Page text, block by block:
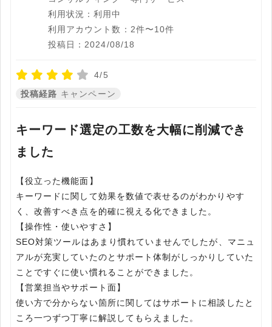
利用状況：利用中
利用アカウント数：2件〜10件
投稿日：2024/08/18
4/5
投稿経路 キャンペーン
キーワード選定の工数を大幅に削減でき
ました
【役立った機能面】
キーワードに関して効果を数値で表せるのがわかりやす
く、改善すべき点を的確に視える化できました。
【操作性・使いやすさ】
SEO対策ツールはあまり慣れていませんでしたが、マニュ
アルが充実していたのとサポート体制がしっかりしていた
ことですぐに使い慣れることができました。
【営業担当やサポート面】
使い方で分からない箇所に関してはサポートに相談したと
ころ一つずつ丁寧に解説してもらえました。